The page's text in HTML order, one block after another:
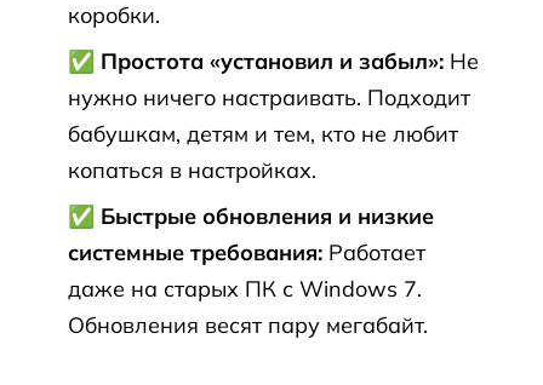
коробки.
✅ Простота «установил и забыл»: Не
нужно ничего настраивать. Подходит
бабушкам, детям и тем, кто не любит
копаться в настройках.
✅ Быстрые обновления и низкие
системные требования: Работает
даже на старых ПК с Windows 7.
Обновления весят пару мегабайт.